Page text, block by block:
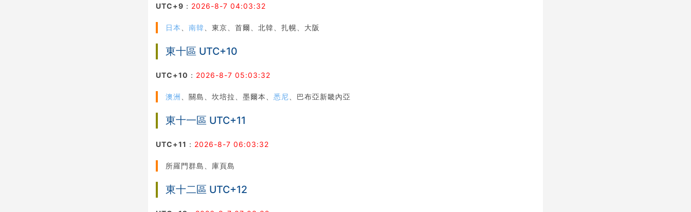
UTC+9 ： 2026-8-7 04:03:32
日本 、南韓 、東京、首爾、北韓、扎幌、大阪
東十區 UTC+10
UTC+10 ： 2026-8-7 05:03:32
澳洲 、關島、坎培拉、墨爾本、悉尼 、巴布亞新畿內亞
東十一區 UTC+11
UTC+11 ： 2026-8-7 06:03:32
所羅門群島、庫頁島
東十二區 UTC+12